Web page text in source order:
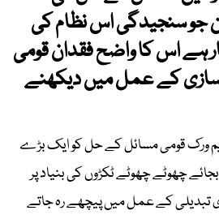
جو سنجیدگی اس نظام کی
ہے اس کا واضح فقدان قومی
کے عمل میں دیکھنے
ورک قومی مسائل کے حل کو ایک بڑے
چھوٹے چھوٹے ٹکڑوں کی بنیاد پر
کے عمل میں پیچھے رہ جاتے